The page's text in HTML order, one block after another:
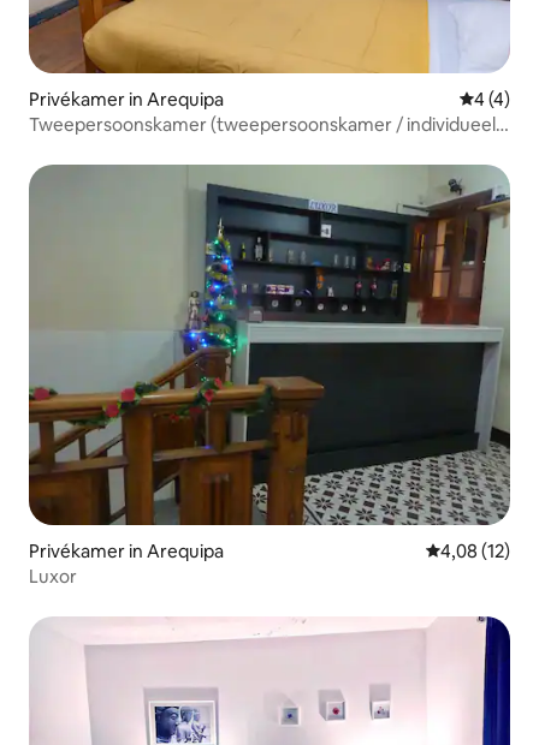
Privékamer in Arequipa
4 (4)
Tweepersoonskamer (tweepersoonskamer / individueel)
Privékamer in Arequipa Gemiddelde
4,08 (12)
Luxor